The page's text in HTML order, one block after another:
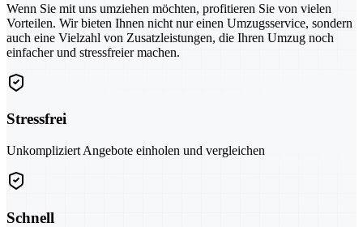
Wenn Sie mit uns umziehen möchten, profitieren Sie von vielen
Vorteilen. Wir bieten Ihnen nicht nur einen Umzugsservice, sondern
auch eine Vielzahl von Zusatzleistungen, die Ihren Umzug noch
einfacher und stressfreier machen.
Stressfrei
Unkompliziert Angebote einholen und vergleichen
Schnell